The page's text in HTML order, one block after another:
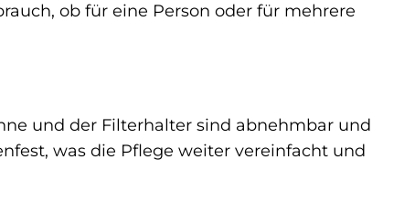
ob für eine Person oder für mehrere
und der Filterhalter sind abnehmbar und
was die Pflege weiter vereinfacht und